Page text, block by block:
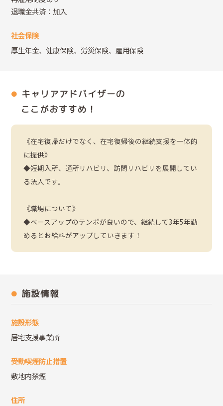
退職金共済：加入
社会保険
厚生年金、健康保険、労災保険、雇用保険
キャリアアドバイザーの
ここがおすすめ！
《在宅復帰だけでなく、在宅復帰後の継続支援を一体的
に提供》
◆短期入所、通所リハビリ、訪問リハビリを展開してい
る法人です。
《職場について》
◆ベースアップのテンポが良いので、継続して3年5年勤
めるとお給料がアップしていきます！
施設情報
施設形態
居宅支援事業所
受動喫煙防止措置
敷地内禁煙
住所